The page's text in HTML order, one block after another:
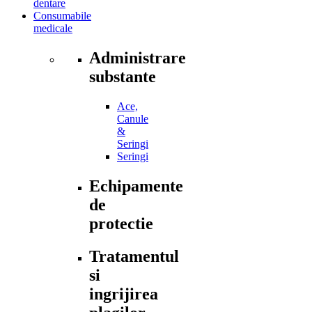
dentare
Consumabile
medicale
Administrare
substante
Ace,
Canule
&
Seringi
Seringi
Echipamente
de
protectie
Tratamentul
si
ingrijirea